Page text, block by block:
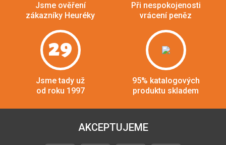
Jsme ověření
zákazníky Heuréky
Při nespokojenosti
vrácení peněz
29
Jsme tady už
od roku 1997
95% katalogových
produktu skladem
AKCEPTUJEME